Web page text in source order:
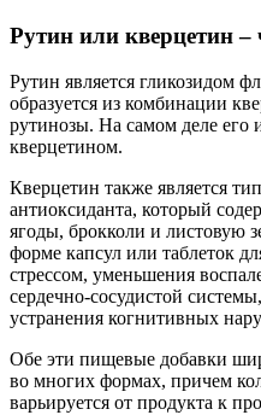
Рутин или кверцетин –
Рутин является гликозидом
образуется из комбинации
рутинозы. На самом деле
кверцетином.
Кверцетин также является
антиоксиданта, который
ягоды, брокколи и листовую
форме капсул или таблеток
стрессом, уменьшения
сердечно-сосудистой
устранения когнитивных
Обе эти пищевые добавки
во многих формах, причем
варьируется от продукта к